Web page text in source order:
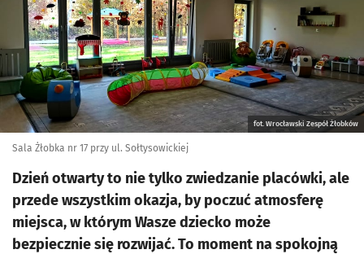
fot. Wrocławski Zespół Żłobków
Sala Żłobka nr 17 przy ul. Sołtysowickiej
Dzień otwarty to nie tylko zwiedzanie placówki, ale
przede wszystkim okazja, by poczuć atmosferę
miejsca, w którym Wasze dziecko może
bezpiecznie się rozwijać. To moment na spokojną